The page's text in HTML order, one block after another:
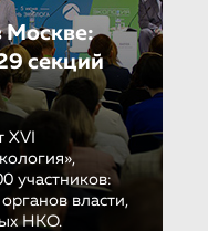
Москве:
секций
XVI
участников:
власти,
НКО.